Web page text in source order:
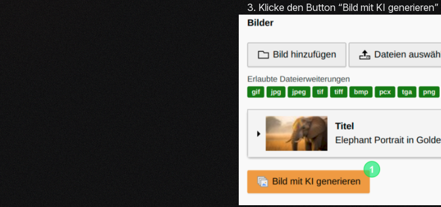
Klicke den Button “Bild mit KI